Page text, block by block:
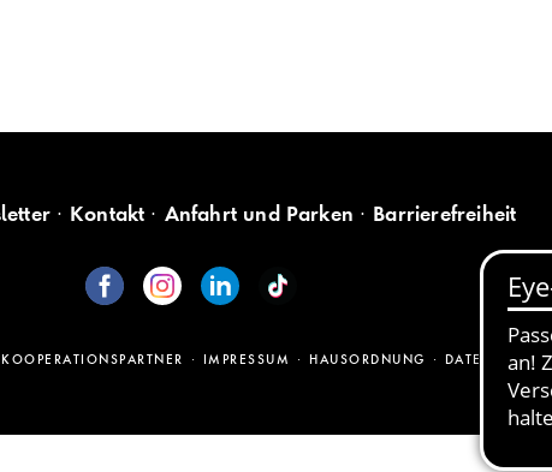
Kontakt Anfahrt und Parken Barrierefreiheit
IMPRESSUM HAUSORDNUNG DATENSCHUTZ